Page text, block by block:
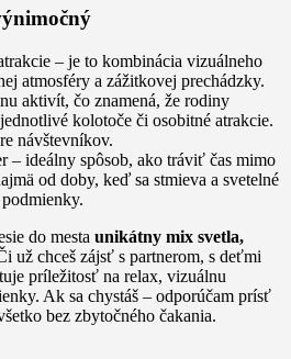
– je to kombinácia vizuálneho
atmosféry a zážitkovej prechádzky.
aktivít, čo znamená, že rodiny
kolotoče či osobitné atrakcie.
návštevníkov.
– ideálny spôsob, ako tráviť čas mimo
od doby, keď sa stmieva a svetelné
do mesta unikátny mix svetla,
už chceš zájsť s partnerom, s deťmi
príležitosť na relax, vizuálnu
Ak sa chystáš – odporúčam prísť
bez zbytočného čakania.